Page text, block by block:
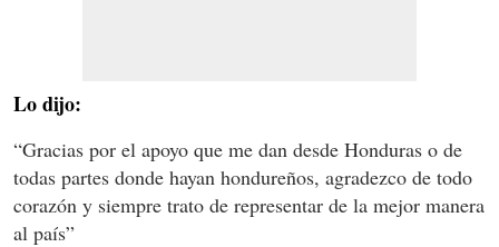
Lo dijo:
“Gracias por el apoyo que me dan desde Honduras o de
todas partes donde hayan hondureños, agradezco de todo
corazón y siempre trato de representar de la mejor manera
al país”